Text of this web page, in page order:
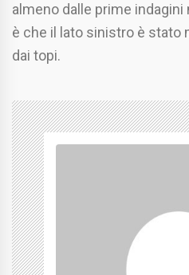
almeno dalle prime
è che il lato sinistro è stato
dai topi.